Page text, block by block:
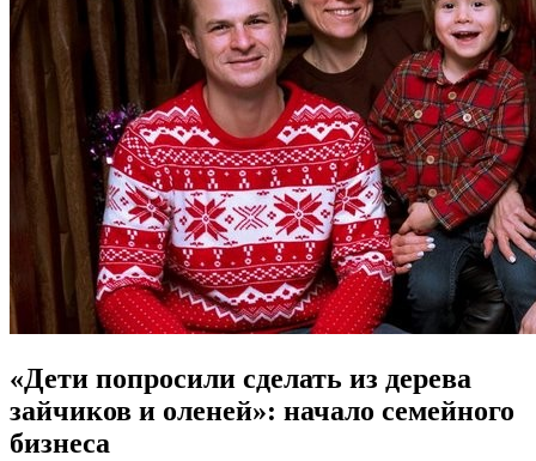
«Дети попросили сделать из дерева
зайчиков и оленей»: начало семейного
бизнеса